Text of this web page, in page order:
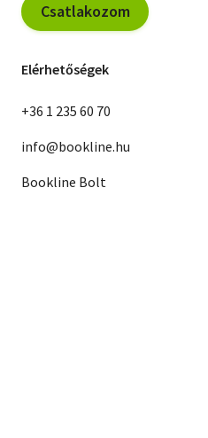
Csatlakozom
Elérhetőségek
+36 1 235 60 70
info@bookline.hu
Bookline Bolt